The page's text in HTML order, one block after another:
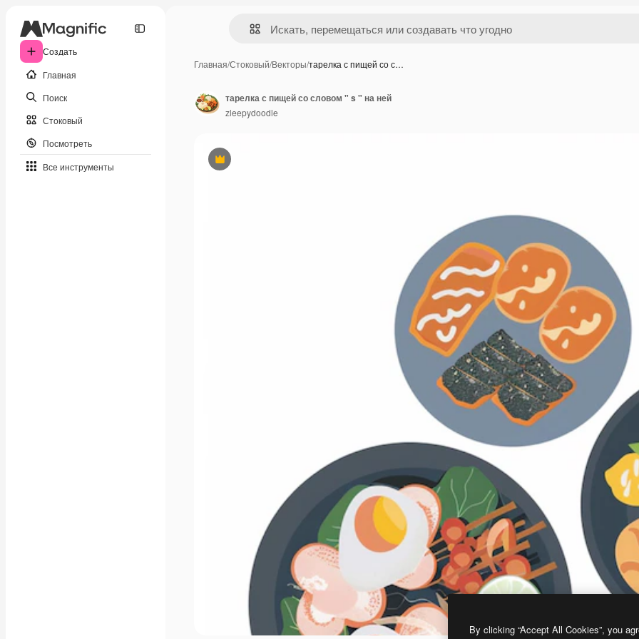
Создать
Главная
Поиск
Стоковый
Посмотреть
Все инструменты
Главная/Стоковый/Векторы/тарелка с пищей со с…
Премиум
тарелка с пищей со словом " s " на ней
zleepydoodle
By clicking “Accept All Cookies”, you